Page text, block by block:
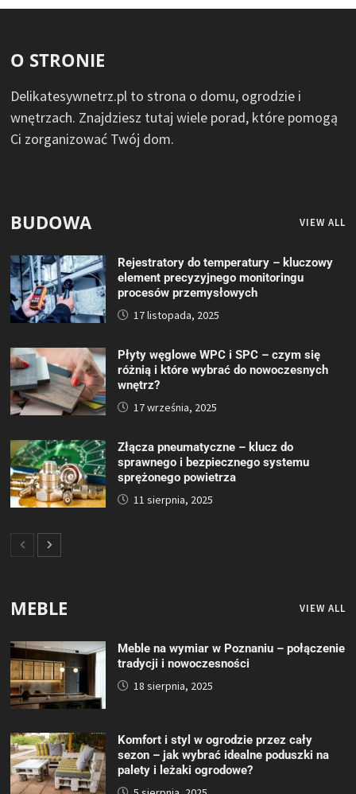
O STRONIE
Delikatesywnetrz.pl to strona o domu, ogrodzie i
wnętrzach. Znajdziesz tutaj wiele porad, które pomogą
Ci zorganizować Twój dom.
BUDOWA VIEW ALL
Rejestratory do temperatury – kluczowy
element precyzyjnego monitoringu
procesów przemysłowych
17 listopada, 2025
Płyty węglowe WPC i SPC – czym się
różnią i które wybrać do nowoczesnych
wnętrz?
17 września, 2025
Złącza pneumatyczne – klucz do
sprawnego i bezpiecznego systemu
sprężonego powietrza
11 sierpnia, 2025
MEBLE VIEW ALL
Meble na wymiar w Poznaniu – połączenie
tradycji i nowoczesności
18 sierpnia, 2025
Komfort i styl w ogrodzie przez cały
sezon – jak wybrać idealne poduszki na
palety i leżaki ogrodowe?